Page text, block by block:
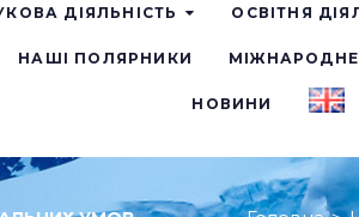
ДІЯЛЬНІСТЬ ОСВІТНЯ
НАШІ ПОЛЯРНИКИ МІЖНАРОДНЕ
НОВИНИ